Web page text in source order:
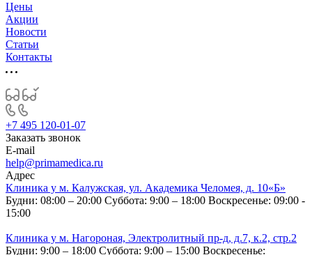
Цены
Акции
Новости
Статьи
Контакты
+7 495 120-01-07
Заказать звонок
E-mail
help@primamedica.ru
Адрес
Клиника у м. Калужская, ул. Академика Челомея, д. 10«Б»
Будни: 08:00 – 20:00 Суббота: 9:00 – 18:00 Воскресенье: 09:00 -
15:00
Клиника у м. Нагороная, Электролитный пр-д, д.7, к.2, стр.2
Будни: 9:00 – 18:00 Суббота: 9:00 – 15:00 Воскресенье: